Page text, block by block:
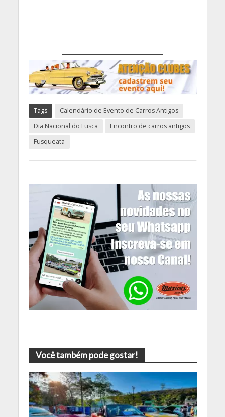
Tags
Calendário de Evento de Carros Antigos
Dia Nacional do Fusca
Encontro de carros antigos
Fusqueata
Você também pode gostar!